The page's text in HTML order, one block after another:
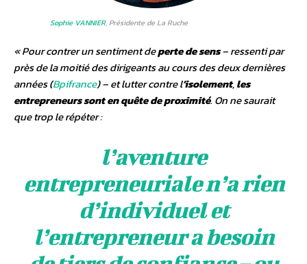
Sophie VANNIER, Présidente de La Ruche
«Pour contrer un sentiment deperte de sens– ressenti par
près de la moitié des dirigeants au cours des deux dernières
années (Bpifrance) – et lutter contre l’isolement,les
entrepreneurs sont en quête de proximité. On ne saurait
que trop le répéter:
l’aventure
entrepreneuriale n’a rien
d’individuel et
l’entrepreneur a besoin